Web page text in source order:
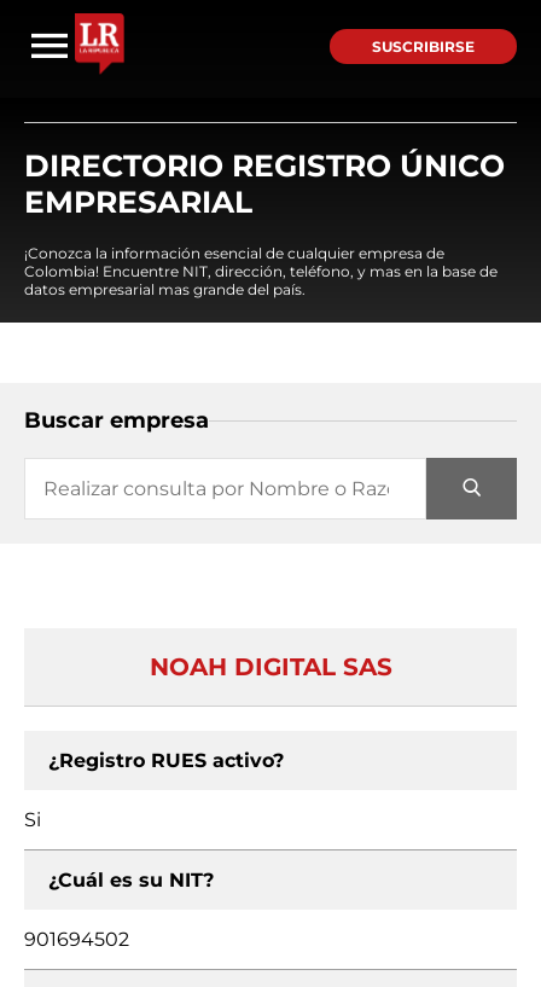
SUSCRIBIRSE
DIRECTORIO REGISTRO ÚNICO
EMPRESARIAL
¡Conozca la información esencial de cualquier empresa de
Colombia! Encuentre NIT, dirección, teléfono, y mas en la base de
datos empresarial mas grande del país.
Buscar empresa
NOAH DIGITAL SAS
¿Registro RUES activo?
Si
¿Cuál es su NIT?
901694502